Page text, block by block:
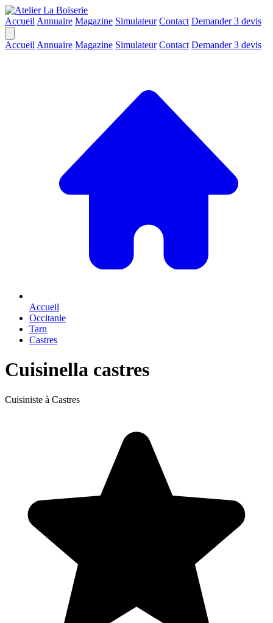
Accueil Annuaire Magazine Simulateur Contact Demander 3 devis
Accueil Annuaire Magazine Simulateur Contact Demander 3 devis
Accueil
Occitanie
Tarn
Castres
Cuisinella castres
Cuisiniste à Castres